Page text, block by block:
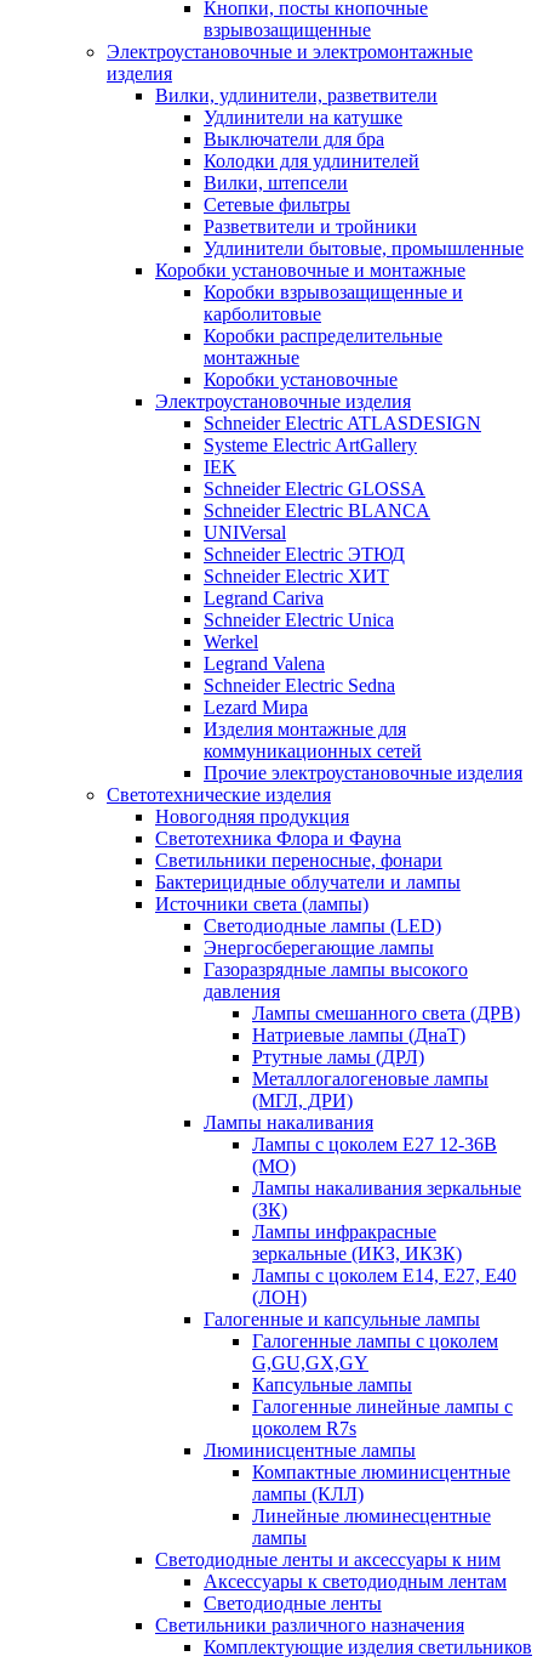
Кнопки, посты кнопочные
взрывозащищенные
Электроустановочные и электромонтажные
изделия
Вилки, удлинители, разветвители
Удлинители на катушке
Выключатели для бра
Колодки для удлинителей
Вилки, штепсели
Сетевые фильтры
Разветвители и тройники
Удлинители бытовые, промышленные
Коробки установочные и монтажные
Коробки взрывозащищенные и
карболитовые
Коробки распределительные
монтажные
Коробки установочные
Электроустановочные изделия
Schneider Electric ATLASDESIGN
Systeme Electric ArtGallery
IEK
Schneider Electric GLOSSA
Schneider Electric BLANCA
UNIVersal
Schneider Electric ЭТЮД
Schneider Electric ХИТ
Legrand Cariva
Schneider Electric Unica
Werkel
Legrand Valena
Schneider Electric Sedna
Lezard Мира
Изделия монтажные для
коммуникационных сетей
Прочие электроустановочные изделия
Светотехнические изделия
Новогодняя продукция
Светотехника Флора и Фауна
Светильники переносные, фонари
Бактерицидные облучатели и лампы
Источники света (лампы)
Светодиодные лампы (LED)
Энергосберегающие лампы
Газоразрядные лампы высокого
давления
Лампы смешанного света (ДРВ)
Натриевые лампы (ДнаТ)
Ртутные ламы (ДРЛ)
Металлогалогеновые лампы
(МГЛ, ДРИ)
Лампы накаливания
Лампы с цоколем Е27 12-36В
(МО)
Лампы накаливания зеркальные
(ЗК)
Лампы инфракрасные
зеркальные (ИКЗ, ИКЗК)
Лампы с цоколем Е14, Е27, Е40
(ЛОН)
Галогенные и капсульные лампы
Галогенные лампы с цоколем
G,GU,GX,GY
Капсульные лампы
Галогенные линейные лампы с
цоколем R7s
Люминисцентные лампы
Компактные люминисцентные
лампы (КЛЛ)
Линейные люминесцентные
лампы
Светодиодные ленты и аксессуары к ним
Аксессуары к светодиодным лентам
Светодиодные ленты
Светильники различного назначения
Комплектующие изделия светильников